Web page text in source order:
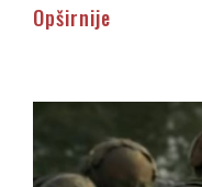
Opširnije